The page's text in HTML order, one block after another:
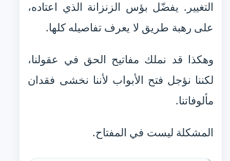
التغيير. يفضّل بؤس الزنزانة الذي اعتاده،
على رهبة طريق لا يعرف تفاصيله كلها.
وهكذا قد نملك مفاتيح الحق في عقولنا،
لكننا نؤجل فتح الأبواب لأننا نخشى فقدان
مألوفاتنا.
المشكلة ليست في المفتاح.